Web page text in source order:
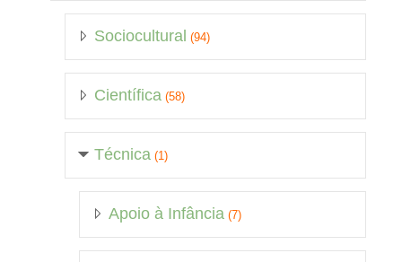
Sociocultural (94)
Científica (58)
Técnica (1)
Apoio à Infância (7)